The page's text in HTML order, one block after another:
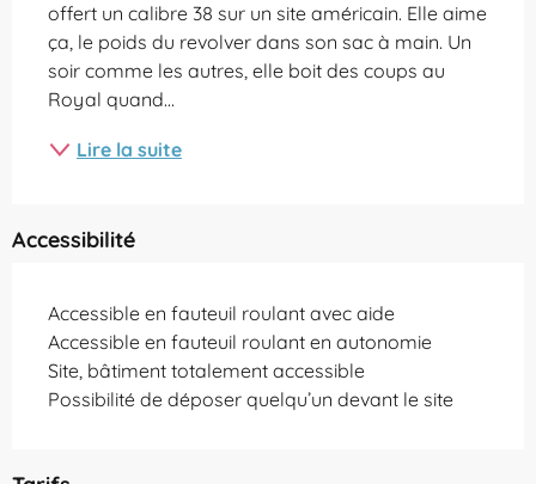
offert un calibre 38 sur un site américain. Elle aime
ça, le poids du revolver dans son sac à main. Un
soir comme les autres, elle boit des coups au
Royal quand...
Lire la suite
Accessibilité
Accessible en fauteuil roulant avec aide
Accessible en fauteuil roulant en autonomie
Site, bâtiment totalement accessible
Possibilité de déposer quelqu’un devant le site